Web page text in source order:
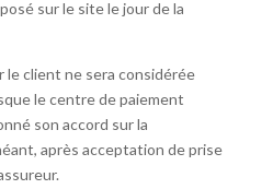
sur le site le jour de la
le client ne sera considérée
le centre de paiement
son accord sur la
après acceptation de prise